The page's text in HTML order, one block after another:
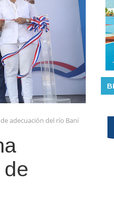
adecuación del río Baní